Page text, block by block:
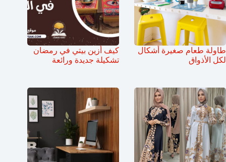
طاولة طعام صغيرة أشكال
لكل الأذواق
كيف أزين بيتي في رمضان
تشكيلة جديدة ورائعة